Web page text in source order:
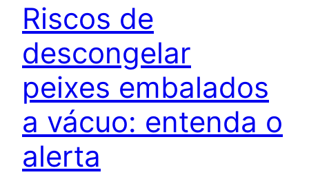
Riscos de
descongelar
peixes embalados
a vácuo: entenda o
alerta